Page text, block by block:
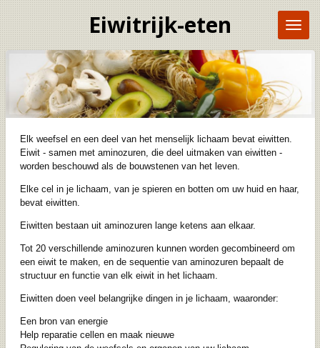
hoofdinhoud
Eiwitrijk-eten
Elk weefsel en een deel van het menselijk lichaam bevat eiwitten.
Eiwit - samen met aminozuren, die deel uitmaken van eiwitten -
worden beschouwd als de bouwstenen van het leven.
Elke cel in je lichaam, van je spieren en botten om uw huid en haar,
bevat eiwitten.
Eiwitten bestaan ​​uit aminozuren lange ketens aan elkaar.
Tot 20 verschillende aminozuren kunnen worden gecombineerd om
een ​​eiwit te maken, en de sequentie van aminozuren bepaalt de
structuur en functie van elk eiwit in het lichaam.
Eiwitten doen veel belangrijke dingen in je lichaam, waaronder:
Een bron van energie
Help reparatie cellen en maak nieuwe